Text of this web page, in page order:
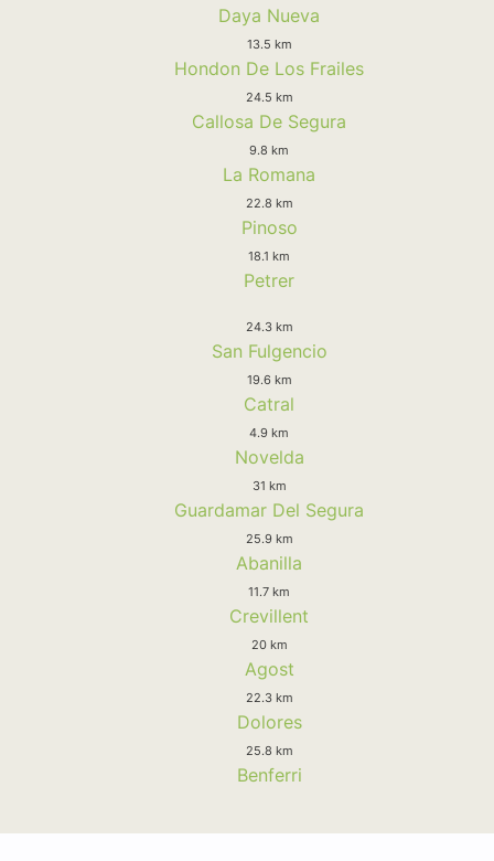
Daya Nueva
13.5 km
Hondon De Los Frailes
24.5 km
Callosa De Segura
9.8 km
La Romana
22.8 km
Pinoso
18.1 km
Petrer
24.3 km
San Fulgencio
19.6 km
Catral
4.9 km
Novelda
31 km
Guardamar Del Segura
25.9 km
Abanilla
11.7 km
Crevillent
20 km
Agost
22.3 km
Dolores
25.8 km
Benferri